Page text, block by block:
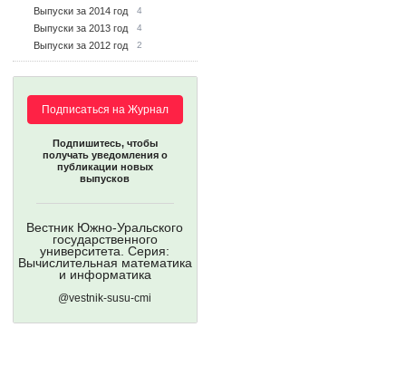
Выпуски за 2014 год 4
Выпуски за 2013 год 4
Выпуски за 2012 год 2
Подписаться на Журнал
Подпишитесь, чтобы
получать уведомления о
публикации новых
выпусков
Вестник Южно-Уральского
государственного
университета. Серия:
Вычислительная математика
и информатика
@vestnik-susu-cmi